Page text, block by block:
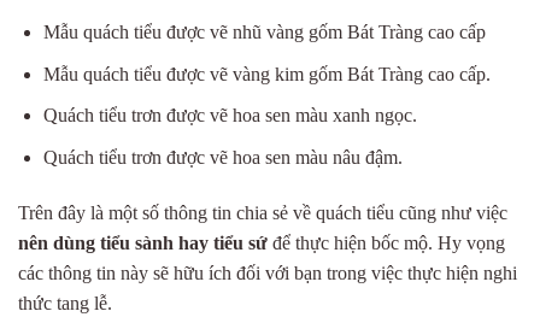
Mẫu quách tiểu được vẽ nhũ vàng gốm Bát Tràng cao cấp
Mẫu quách tiểu được vẽ vàng kim gốm Bát Tràng cao cấp.
Quách tiểu trơn được vẽ hoa sen màu xanh ngọc.
Quách tiểu trơn được vẽ hoa sen màu nâu đậm.
Trên đây là một số thông tin chia sẻ về quách tiểu cũng như việc
nên dùng tiểu sành hay tiểu sứ để thực hiện bốc mộ. Hy vọng
các thông tin này sẽ hữu ích đối với bạn trong việc thực hiện nghi
thức tang lễ.